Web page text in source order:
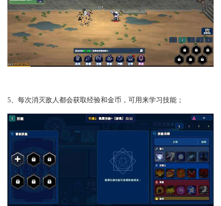
5、每次消灭敌人都会获取经验和金币，可用来学习技能；